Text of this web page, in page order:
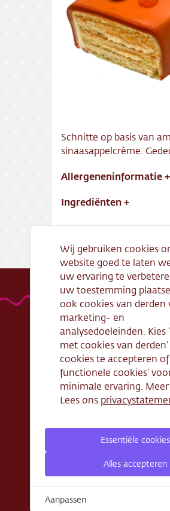
Schnitte op basis van
sinaasappelcrème.
Allergeneninformatie+
Ingrediënten +
Handige links
Openingstijden
Algemene
voorwaarden
ondernemen
Zakelijke bestelling
Privacy Policy
Wij gebruiken cookies
website goed te laten
uw ervaring te
uw toestemming
ook cookies van derden
marketing- en
analysedoeleinden. Kies
met cookies van
cookies te accepteren of
functionele cookies’
minimale ervaring.
Lees ons
Essentiële cookies
Alles accepteren
Aanpassen